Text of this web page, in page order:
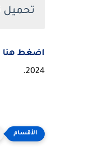
تحميل
اضغط هنا
2024.